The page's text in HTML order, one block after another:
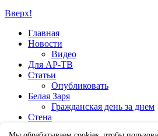
Вверх!
Главная
Новости
Видео
Для АР-ТВ
Статьи
Опубликовать
Белая Заря
Гражданская день за днем
Стена